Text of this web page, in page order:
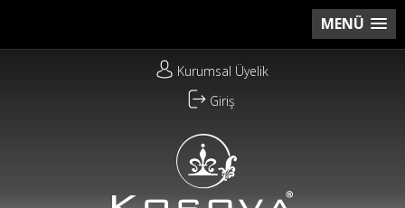
MENÜ
Kurumsal Üyelik
Giriş